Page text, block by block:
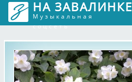
НА ЗАВАЛИНКЕ
Музыкальная
соцсеть